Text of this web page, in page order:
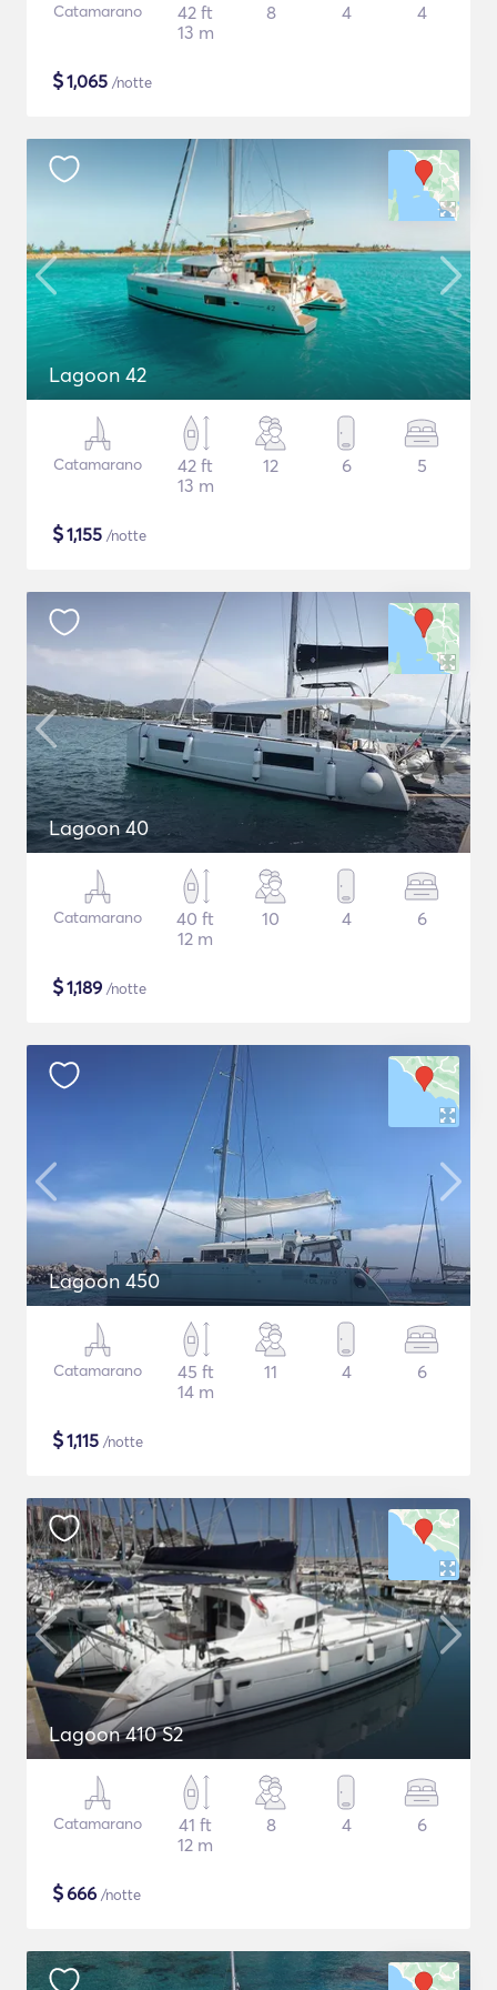
Catamarano
42 ft
13 m
8 4 4
$1,065 /notte
Lagoon 42
Catamarano
42 ft
13 m
12 6 5
$1,155 /notte
Lagoon 40
Catamarano
40 ft
12 m
10 4 6
$1,189 /notte
Lagoon 450
Catamarano
45 ft
14 m
11 4 6
$1,115 /notte
Lagoon 410 S2
Catamarano
41 ft
12 m
8 4 6
$666 /notte